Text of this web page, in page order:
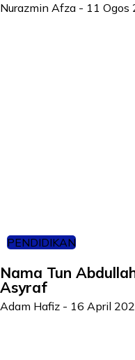
Nurazmin Afza - 11 Ogos
PENDIDIKAN
Nama Tun
Asyraf
Adam Hafiz - 16 April